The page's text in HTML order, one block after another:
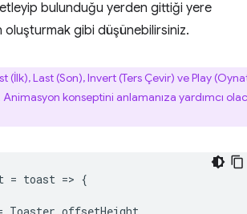
bulunduğu yerden gittiği yere
gibi düşünebilirsiniz.
(İlk), Last (Son), Invert (Ters Çevir) ve Play
Animasyon konseptini anlamanıza yardımcı
= toast => {